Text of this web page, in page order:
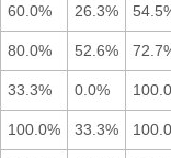
60.0% 26.3%
80.0% 52.6%
33.3% 0.0%
100.0% 33.3%